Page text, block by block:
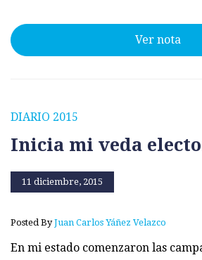
Ver nota
DIARIO 2015
Inicia mi veda
11 diciembre, 2015
Posted ByJuan Carlos Yáñez Velazco
En mi estado comenzaron las